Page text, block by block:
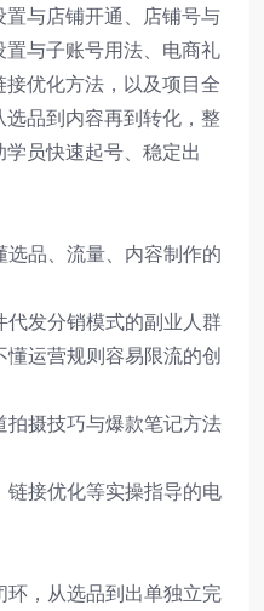
与店铺开通、店铺号与
与子账号用法、电商礼
优化方法，以及项目全
品到内容再到转化，整
员快速起号、稳定出
品、流量、内容制作的
发分销模式的副业人群
运营规则容易限流的创
摄技巧与爆款笔记方法
链接优化等实操指导的电
环，从选品到出单独立完